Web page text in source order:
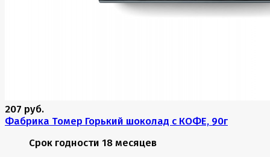
207 руб.
Фабрика Томер Горький шоколад с КОФЕ, 90г
Срок годности 18 месяцев